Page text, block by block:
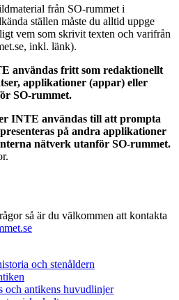
från SO-rummet i
ställen måste du alltid uppge
vem som skrivit texten och varifrån
inkl. länk).
användas fritt som redaktionellt
applikationer (appar) eller
SO-rummet.
INTE användas till att prompta
på andra applikationer
nätverk utanför SO-rummet.
så är du välkommen att kontakta
och stenåldern
och antikens huvudlinjer